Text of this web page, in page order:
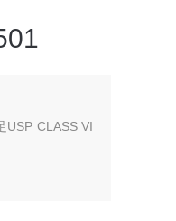
USP CLASS VI